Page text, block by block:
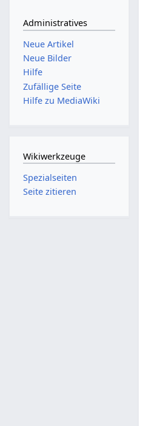
Administratives
Neue Artikel
Neue Bilder
Hilfe
Zufällige Seite
Hilfe zu MediaWiki
Wikiwerkzeuge
Spezialseiten
Seite zitieren